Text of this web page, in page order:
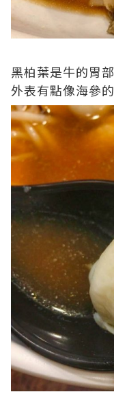
黑柏葉是牛的胃
外表有點像海參